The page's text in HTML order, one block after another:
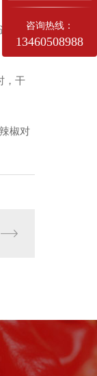
血液
，干
椒对
咨询热线：
13460508988